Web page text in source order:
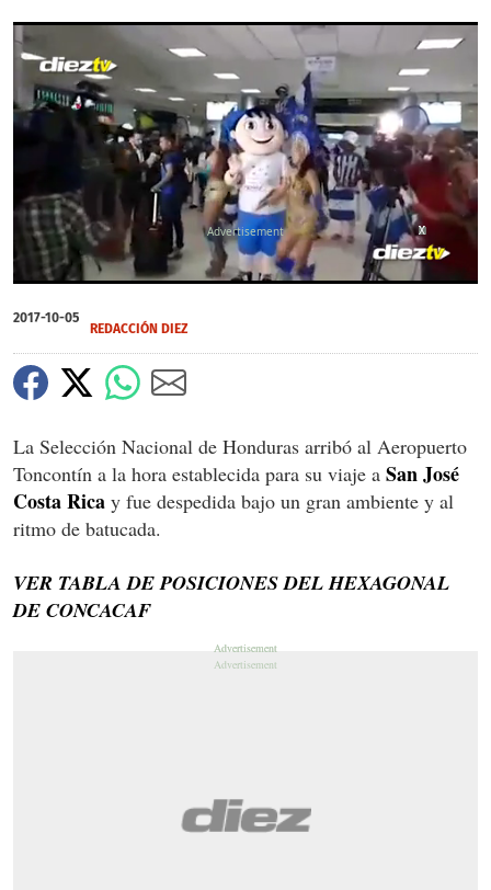
seconds
of
seconds
X
X
X
2017-10-05
REDACCIÓN DIEZ
La Selección Nacional de Honduras arribó al Aeropuerto
Toncontín a la hora establecida para su viaje a San José
Costa Rica y fue despedida bajo un gran ambiente y al
ritmo de batucada.
VER TABLA DE POSICIONES DEL HEXAGONAL
DE CONCACAF